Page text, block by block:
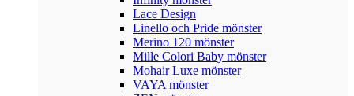
Lace Design
Linello och Pride mönster
Merino 120 mönster
Mille Colori Baby mönster
Mohair Luxe mönster
VAYA mönster